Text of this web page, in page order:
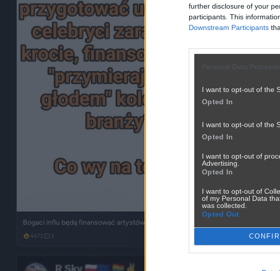
further disclosure of your
participants. This
Downstream Participants
Personal Data
I want to opt-out of the
Opted In
I want to opt-out of the
Opted In
I want to opt-out of
Advertising.
Opted In
I want to opt-out of
of my Personal Data
was collected.
Opted Out
Bogaci influ będą finansować artystów?
4472 3
3571 2